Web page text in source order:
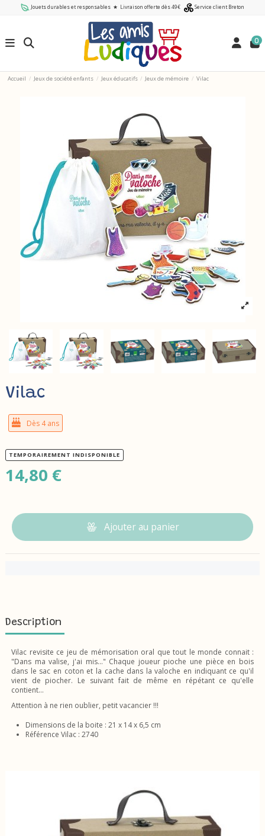
Jouets durables et responsables ★ Livraison offerte dès 49€ Service client Breton
0
Accueil Jeux de société enfants Jeux éducatifs Jeux de mémoire Vilac
Vilac
Dès 4 ans
TEMPORAIREMENT INDISPONIBLE
14,80 €
Ajouter au panier
Description
Vilac revisite ce jeu de mémorisation oral que tout le monde connait :
"Dans ma valise, j'ai mis..." Chaque joueur pioche une pièce en bois
dans le sac en coton et la cache dans la valoche en indiquant ce qu'il
vient de piocher. Le suivant fait de même en répétant ce qu'elle
contient...
Attention à ne rien oublier, petit vacancier !!!
Dimensions de la boite : 21 x 14 x 6,5 cm
Référence Vilac : 2740